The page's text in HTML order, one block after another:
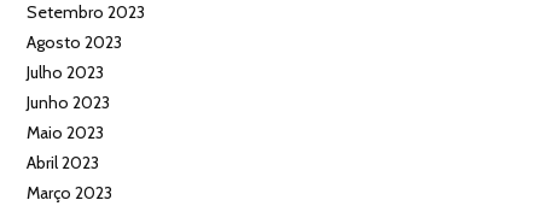
Setembro 2023
Agosto 2023
Julho 2023
Junho 2023
Maio 2023
Abril 2023
Março 2023